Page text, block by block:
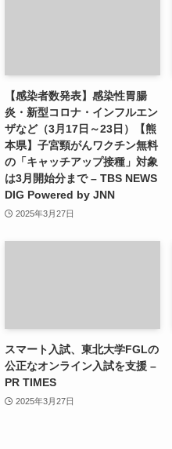
【感染者数発表】感染性胃腸
炎・新型コロナ・インフルエン
ザなど（3月17日～23日）【熊
本県】子宮頸がんワクチン無料
の「キャッチアップ接種」対象
は3月開始分まで – TBS NEWS
DIG Powered by JNN
2025年3月27日
スマート入試、東北大学FGLの
公正なオンライン入試を支援 –
PR TIMES
2025年3月27日